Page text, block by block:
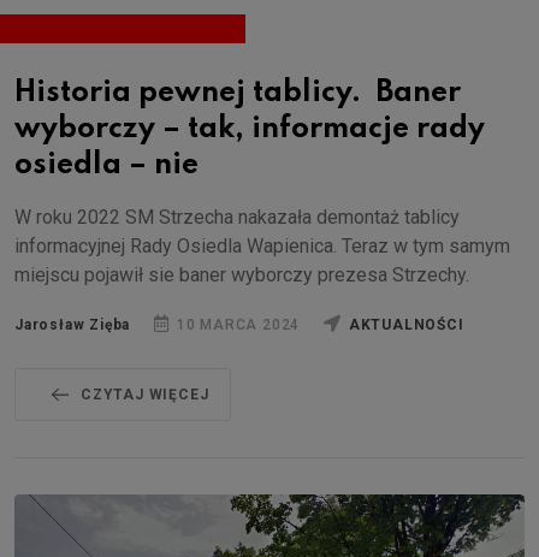
Historia pewnej tablicy. Baner
wyborczy – tak, informacje rady
osiedla – nie
W roku 2022 SM Strzecha nakazała demontaż tablicy
informacyjnej Rady Osiedla Wapienica. Teraz w tym samym
miejscu pojawił sie baner wyborczy prezesa Strzechy.
Jarosław Zięba 10 MARCA 2024 AKTUALNOŚCI
CZYTAJ WIĘCEJ